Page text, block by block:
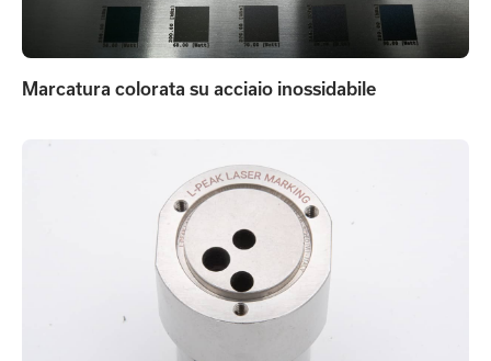
Marcatura colorata su acciaio inossidabile